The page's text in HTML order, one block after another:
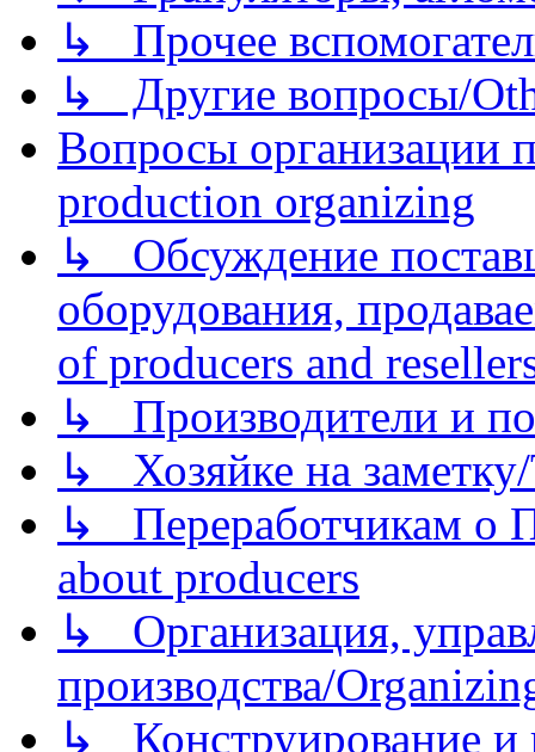
↳ Прочее
↳ Другие вопросы/
Вопросы организации
production organizing
↳ Обсуждение
оборудования,
of producers and
↳ Производители и
↳ Хозяйке на
↳ Переработчикам о
about producers
↳ Организация,
производства/
↳ Конструирование и